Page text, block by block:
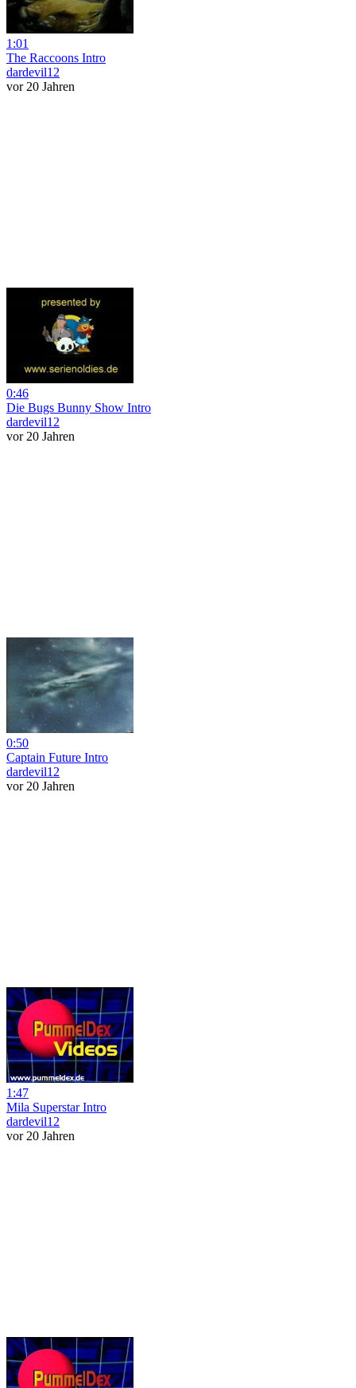
1:01
The Raccoons Intro
dardevil12
vor 20 Jahren
0:46
Die Bugs Bunny Show Intro
dardevil12
vor 20 Jahren
0:50
Captain Future Intro
dardevil12
vor 20 Jahren
1:47
Mila Superstar Intro
dardevil12
vor 20 Jahren